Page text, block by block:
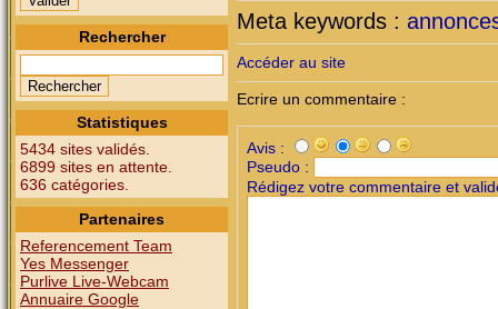
Rechercher
Statistiques
5434 sites validés.
6899 sites en attente.
636 catégories.
Partenaires
Referencement Team
Yes Messenger
Purlive Live-Webcam
Annuaire Google
Meta keywords :
Accéder au site
Ecrire un commentaire :
Avis :
Pseudo :
Rédigez votre commentaire et